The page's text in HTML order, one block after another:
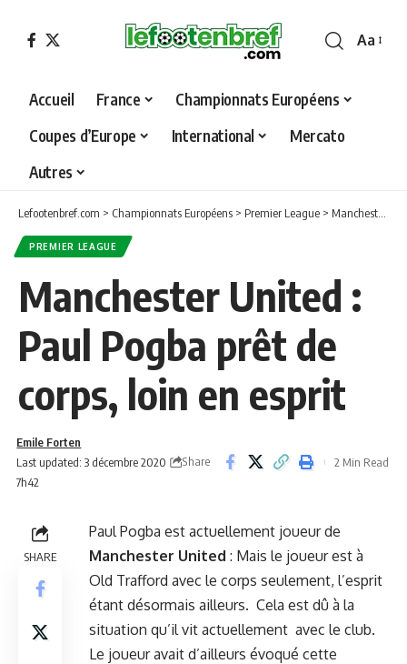
Font
Aa
Accueil France
Championnats Européens
Coupes d’Europe
International
Mercato
Autres
Lefootenbref.com > Championnats Européens > Premier League > Manchester United : Paul Pogba prêt de corps, loin en esprit
PREMIER LEAGUE
Manchester United :
Paul Pogba prêt de
corps, loin en esprit
Last updated: 3 décembre 2020
7h42
Emile Forten
Share
2 Min Read
SHARE
Paul Pogba est actuellement joueur de
Manchester United : Mais le joueur est à
Old Trafford avec le corps seulement, l’esprit
étant désormais ailleurs. Cela est dû à la
situation qu’il vit actuellement avec le club.
Le joueur avait d’ailleurs évoqué cette